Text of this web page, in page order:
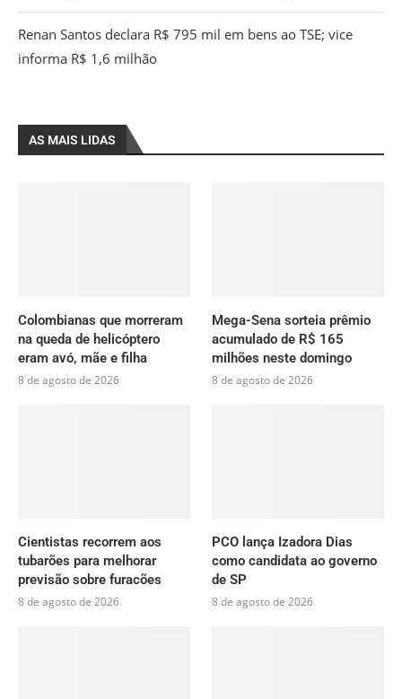
Renan Santos declara R$ 795 mil em bens ao TSE; vice
informa R$ 1,6 milhão
AS MAIS LIDAS
Colombianas que morreram
na queda de helicóptero
eram avó, mãe e filha
8 de agosto de 2026
Mega-Sena sorteia prêmio
acumulado de R$ 165
milhões neste domingo
8 de agosto de 2026
Cientistas recorrem aos
tubarões para melhorar
previsão sobre furacões
8 de agosto de 2026
PCO lança Izadora Dias
como candidata ao governo
de SP
8 de agosto de 2026